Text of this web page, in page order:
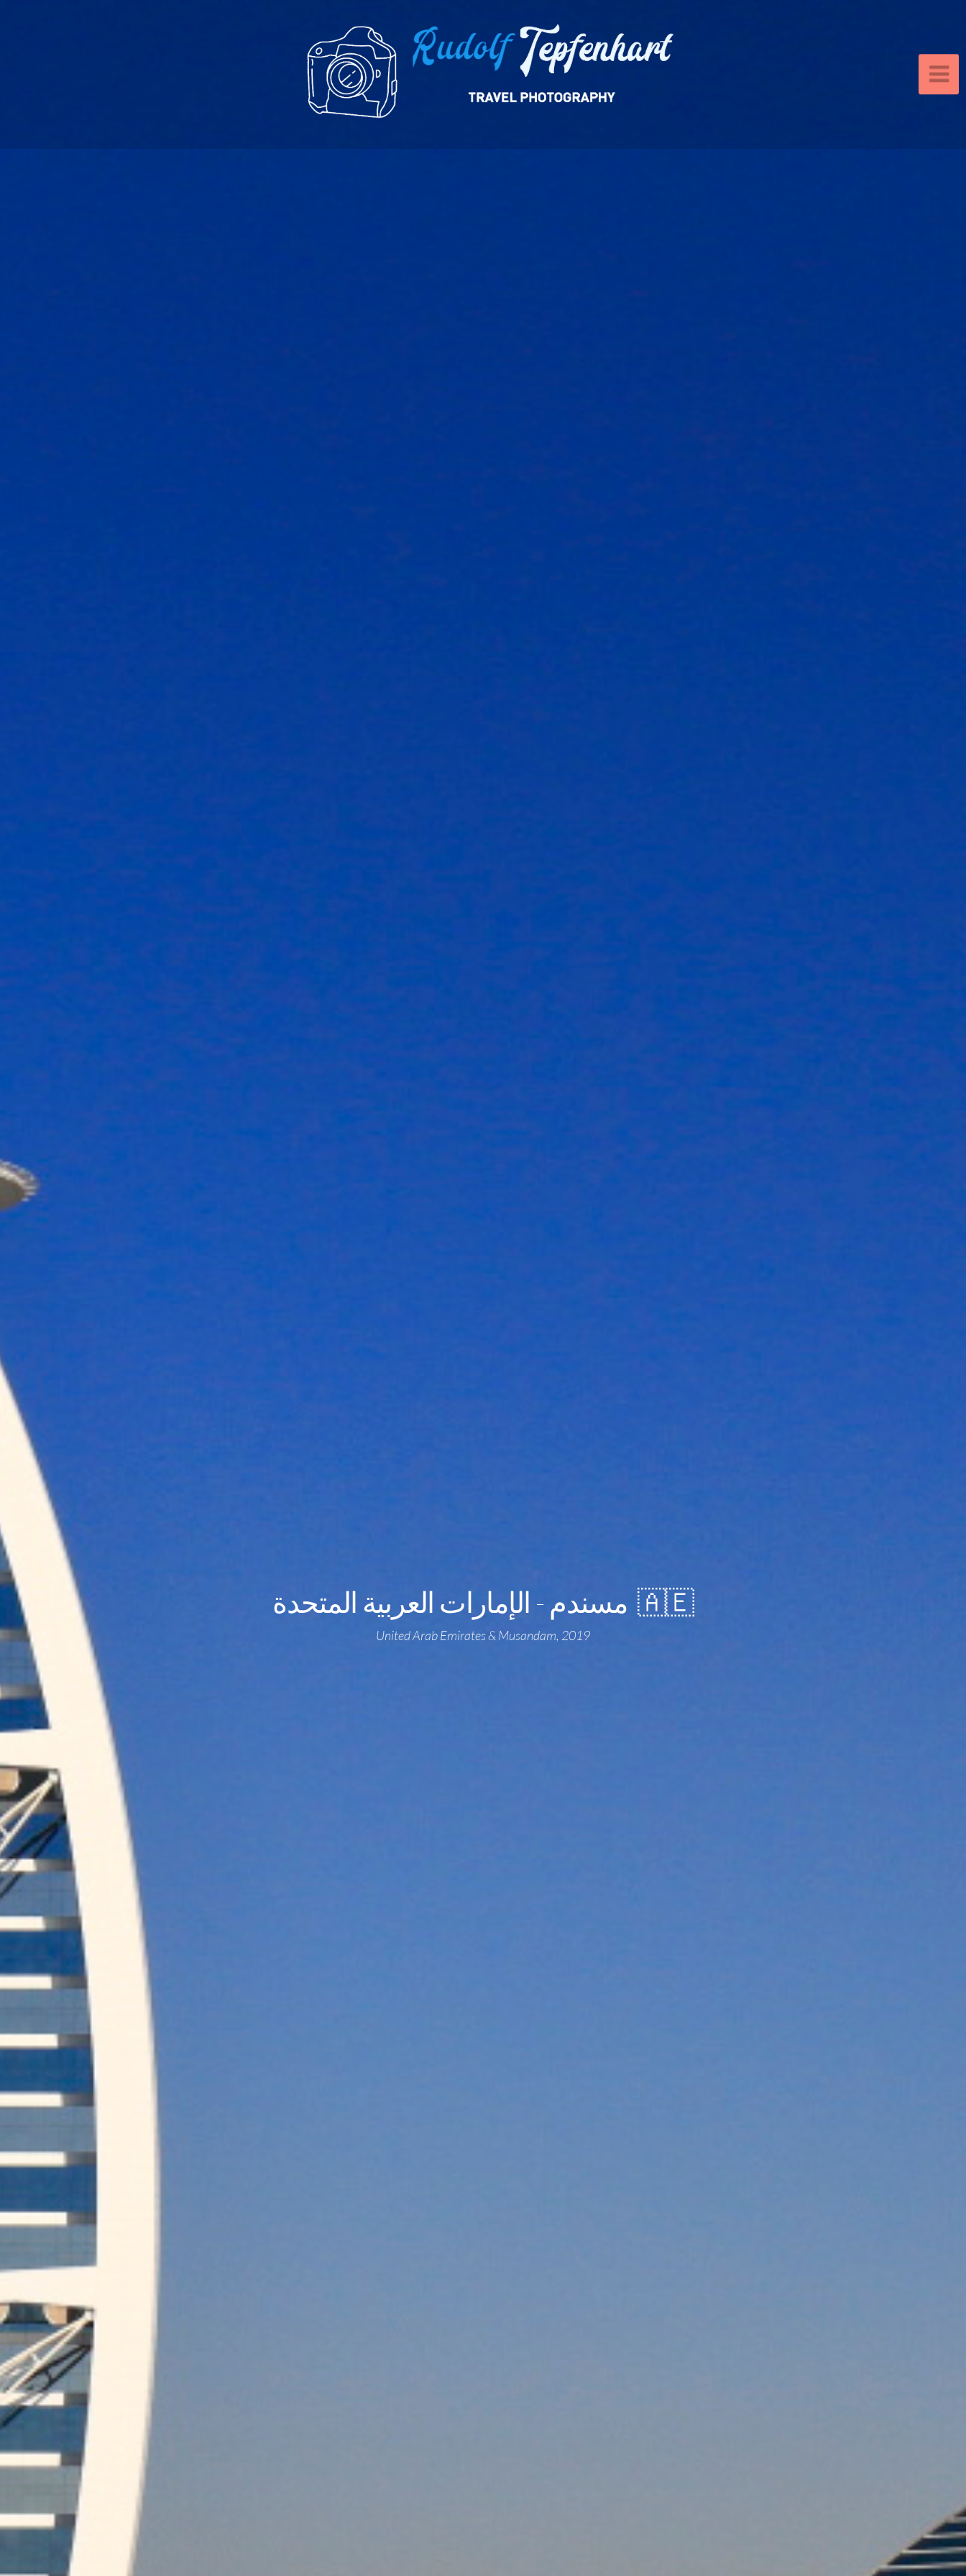
مسندم - الإمارات العربية المتحدة 🇦🇪
United Arab Emirates & Musandam, 2019